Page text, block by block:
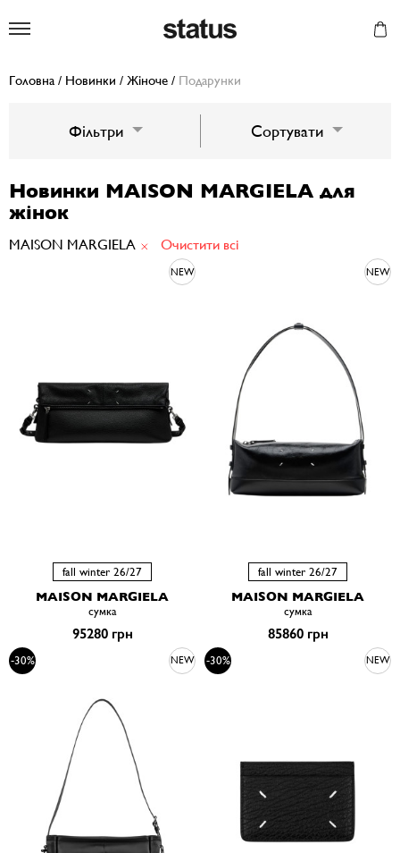
Головна / Новинки / Жіноче / Подарунки
Новинки MAISON MARGIELA для
жінок
MAISON MARGIELA Очистити всі
NEW
fall winter 26/27
MAISON MARGIELA
сумка
95280 грн
NEW
fall winter 26/27
MAISON MARGIELA
сумка
85860 грн
-30% NEW -30% NEW
Фільтри Сортувати